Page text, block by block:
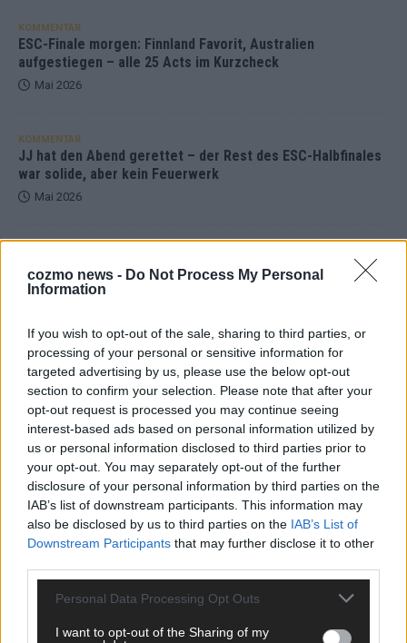
cozmo news - Do Not Process My Personal
Information
If you wish to opt-out of the sale, sharing to third parties, or
processing of your personal or sensitive information for
targeted advertising by us, please use the below opt-out
section to confirm your selection. Please note that after your
opt-out request is processed you may continue seeing
interest-based ads based on personal information utilized by
us or personal information disclosed to third parties prior to
your opt-out. You may separately opt-out of the further
disclosure of your personal information by third parties on the
IAB’s list of downstream participants. This information may
also be disclosed by us to third parties on the IAB’s List of
Downstream Participants that may further disclose it to other
Personal Data Processing Opt Outs
I want to opt-out of the Sharing of my
KOMMENTAR
ESC-Finale morgen: Finnland Favorit, Australien
aufgestiegen – alle 25 Acts im Kurzcheck
Mai 2026
KOMMENTAR
JJ hat den Abend gerettet – der Rest des ESC-Halbfinales
war solide, aber kein Feuerwerk
Mai 2026
ESC-Halbfinale 2: Das sagen die Wettquoten – vier sicher,
sechs zittern, einer chancenlos!
KOMMENTAR
Wer zahlt, steht im Finale – ist das beim ESC wirklich fair?
EXTRA
Eurovision Song Contest 2026: Das erste Halbfinale – der
Abend in Bildern
Mai 2026
AD